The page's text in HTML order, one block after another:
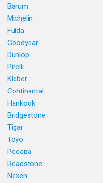
Barum
Michelin
Fulda
Goodyear
Dunlop
Pirelli
Kleber
Continental
Hankook
Bridgestone
Tigar
Toyo
Росава
Roadstone
Nexen